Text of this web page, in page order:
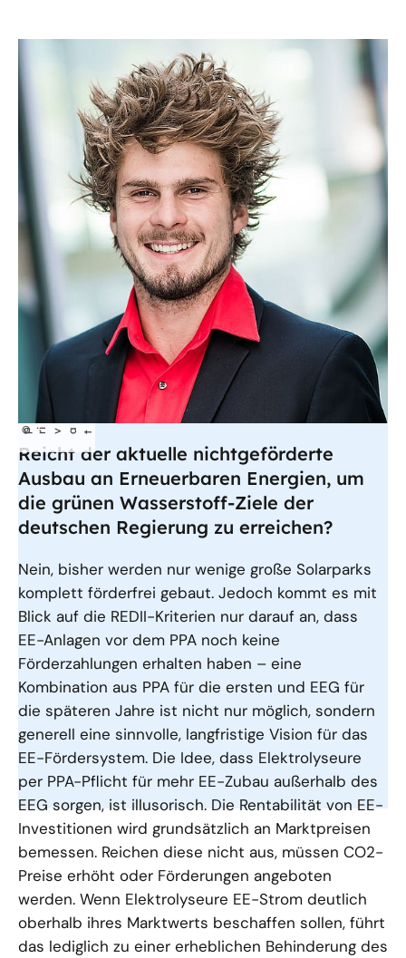
©
p r
iva t
Reicht der aktuelle nichtgeförderte
Ausbau an Erneuerbaren Energien, um
die grünen Wasserstoff-Ziele der
deutschen Regierung zu erreichen?
Nein, bisher werden nur wenige große Solarparks
komplett förderfrei gebaut. Jedoch kommt es mit
Blick auf die REDII-Kriterien nur darauf an, dass
EE-Anlagen vor dem PPA noch keine
Förderzahlungen erhalten haben – eine
Kombination aus PPA für die ersten und EEG für
die späteren Jahre ist nicht nur möglich, sondern
generell eine sinnvolle, langfristige Vision für das
EE-Fördersystem. Die Idee, dass Elektrolyseure
per PPA-Pflicht für mehr EE-Zubau außerhalb des
EEG sorgen, ist illusorisch. Die Rentabilität von EE-
Investitionen wird grundsätzlich an Marktpreisen
bemessen. Reichen diese nicht aus, müssen CO2-
Preise erhöht oder Förderungen angeboten
werden. Wenn Elektrolyseure EE-Strom deutlich
oberhalb ihres Marktwerts beschaffen sollen, führt
das lediglich zu einer erheblichen Behinderung des